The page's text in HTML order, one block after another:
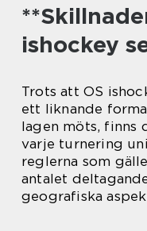
ishockey
Trots att OS
ett liknande
lagen möts, finns
varje turnering
reglerna som
antalet
geografiska